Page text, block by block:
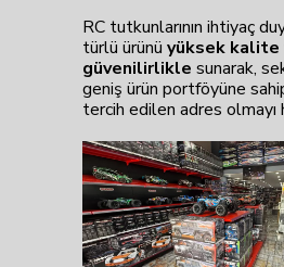
RC tutkunlarının ihtiyaç
türlü ürünü yüksek kalite
güvenilirlikle sunarak,
geniş ürün portföyüne
tercih edilen adres olmayı